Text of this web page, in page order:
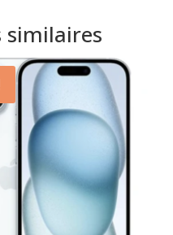
similaires